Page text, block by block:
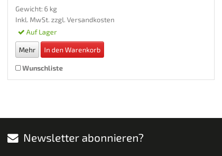
Gewicht: 6 kg
Inkl. MwSt. zzgl. Versandkosten
Auf Lager
Mehr In den Warenkorb
Wunschliste
Newsletter abonnieren?